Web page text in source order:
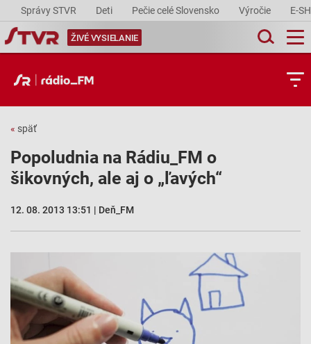
Správy STVR Deti Pečie celé Slovensko Výročie E-
ŽIVÉ VYSIELANIE
« späť
Popoludnia na Rádiu_FM o
šikovných, ale aj o „ľavých“
12. 08. 2013 13:51 | Deň_FM